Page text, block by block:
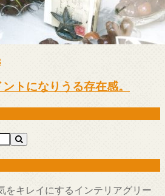
トになりうる存在感。
キレイにするインテリアグリー